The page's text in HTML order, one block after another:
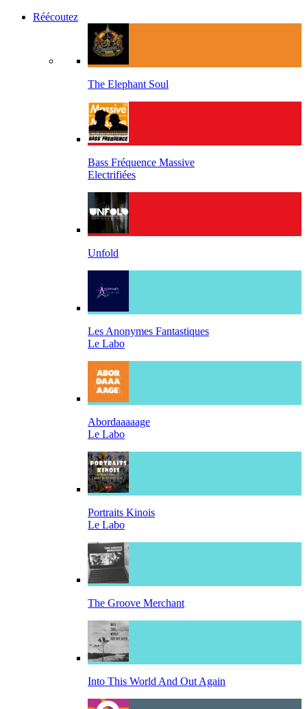
Réécoutez
The Elephant Soul
Bass Fréquence Massive
Electrifiées
Unfold
Les Anonymes Fantastiques
Le Labo
Abordaaaaage
Le Labo
Portraits Kinois
Le Labo
The Groove Merchant
Into This World And Out Again